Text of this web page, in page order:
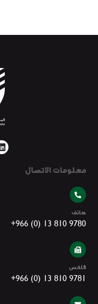
معلومات الاتصال
هاتف
+966 (0) 13 810 9780
فاكس
+966 (0) 13 810 9781